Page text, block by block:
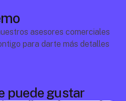
asesores comerciales
para darte más detalles
puede gustar